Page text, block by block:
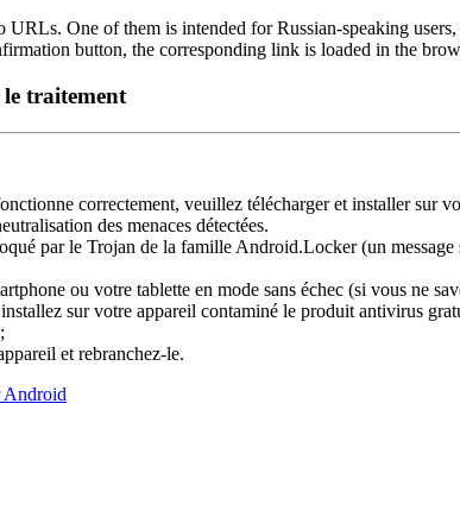
URLs. One of them is intended for Russian-speaking
button, the corresponding link is loaded in the
traitement
correctement, veuillez télécharger et installer sur
des menaces détectées.
par le Trojan de la famille Android.Locker (un
ou votre tablette en mode sans échec (si vous ne
sur votre appareil contaminé le produit antivirus
et rebranchez-le.
Android